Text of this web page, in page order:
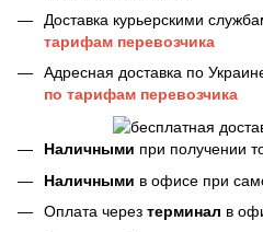
Доставка курьерскими
тарифам перевозчика
Адресная доставка по
по тарифам перевозчика
Наличными при получении
Наличными в офисе при
Оплата через терминал в